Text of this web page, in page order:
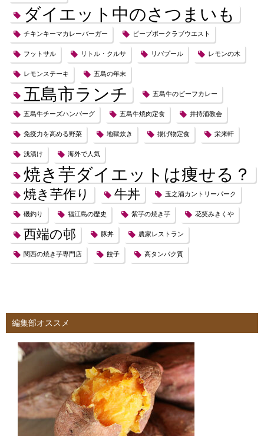
ダイエット中のさつまいも
チキンキーマカレーバーガー ピープボークラブウエスト
フットサル リトル・クルサ リバプール レモンの木
レモンステーキ 五島の年末
五島市ランチ 五島牛のビーフカレー
五島牛チーズハンバーグ 五島牛焼肉定食 井持浦教会
免疫力を高める野菜 地獄炊き 揚げ物定食 栄来軒
浅漬け 海外で人気
焼き芋ダイエットは痩せる？
焼き芋作り 牛丼 玉之浦カントリーパーク
磯釣り 福江島の歴史 紫芋の焼き芋 花笑みきくや
西端の邨 豚丼 農家レストラン
関西の焼き芋専門店 餃子 高タンパク質
編集部オススメ